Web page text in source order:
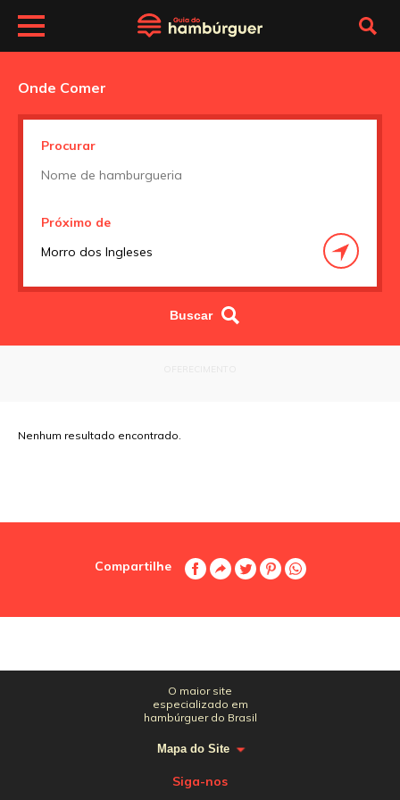
Onde Comer
Procurar
Próximo de
Nenhum resultado encontrado.
Compartilhe
O maior site
especializado em
hambúrguer do Brasil
Mapa do Site
Siga-nos